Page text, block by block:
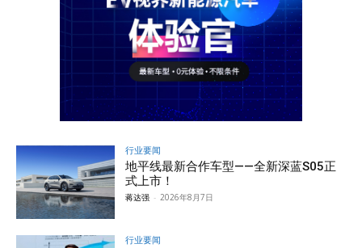
行业要闻
地平线最新合作车型——全新深蓝S05正
式上市！
蒋达强 - 2026年8月7日
行业要闻